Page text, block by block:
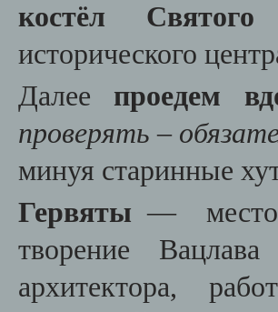
костёл
исторического
Далее проедем
проверять –
минуя старинные
Гервяты —
творение
архитектора,